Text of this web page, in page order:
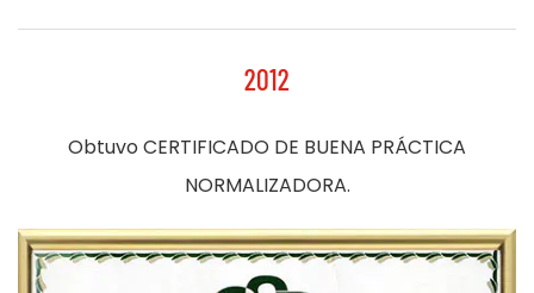
2012
Obtuvo CERTIFICADO DE BUENA PRÁCTICA
NORMALIZADORA.